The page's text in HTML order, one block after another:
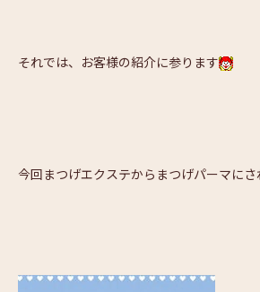
それでは、お客様の紹介に参ります
今回まつげエクステからまつげパーマにさ